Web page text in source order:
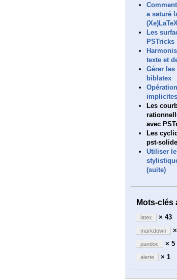
a saturé
(Xe)LaTeX
Les
PSTricks
texte et
Gérer les
biblatex
Les
avec
Les
pst-
Utiliser
(suite)
Mots-clés
latex × 43
markdown
pandoc × 5
alerte × 1